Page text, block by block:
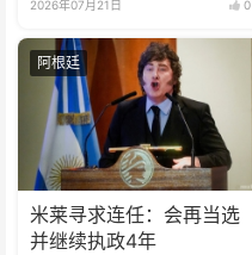
2026年07月21日 0
阿根廷
米莱寻求连任：会再当选
并继续执政4年